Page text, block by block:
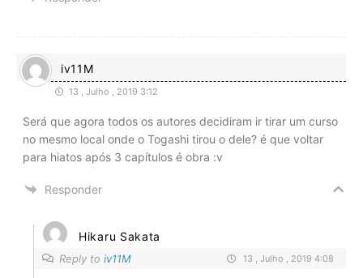
iv11M
13 , Julho , 2019 3:12
Será que agora todos os autores decidiram ir tirar um curso
no mesmo local onde o Togashi tirou o dele? é que voltar
para hiatos após 3 capítulos é obra :v
Responder
Hikaru Sakata
Reply to iv11M 13 , Julho , 2019 4:08